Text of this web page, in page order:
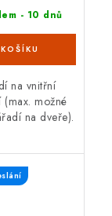
- 10 dnů
na vnitřní
(max. možné
na dveře).